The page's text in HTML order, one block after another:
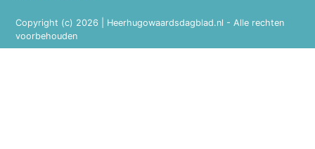
Copyright (c) 2026 | Heerhugowaardsdagblad.nl - Alle rechten
voorbehouden